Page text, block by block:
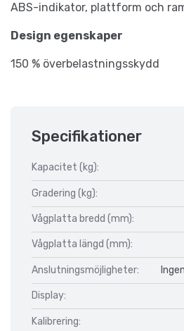
ABS-indikator, plattform och
Design egenskaper
150 % överbelastningsskydd
Specifikationer
Kapacitet (kg):
Gradering (kg):
Vågplatta bredd (mm):
Vågplatta längd (mm):
Anslutningsmöjligheter:
Display:
Kalibrering: